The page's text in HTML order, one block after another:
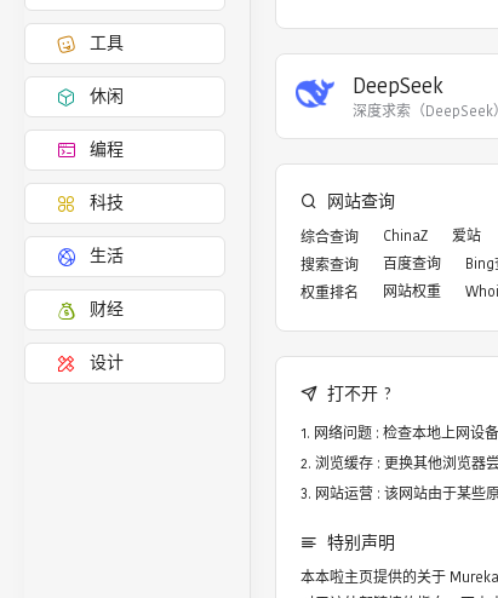
工具
休闲
编程
科技
生活
财经
设计
DeepSeek
深度求索（DeepSeek
网站查询
综合查询 ChinaZ 爱站
搜索查询
百度查询
权重排名
网站权重
打不开 ?
网络问题 : 检查本地上网设
浏览缓存 : 更换其他浏览器
网站运营 : 该网站由于某些
特别声明
本本啦主页提供的关于 Mureka